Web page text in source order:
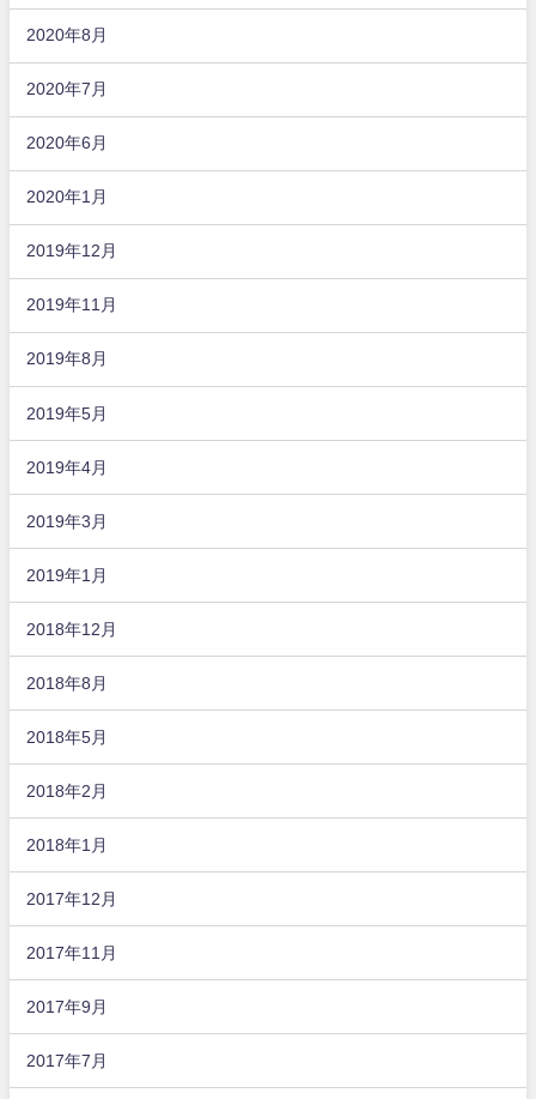
2020年8月
2020年7月
2020年6月
2020年1月
2019年12月
2019年11月
2019年8月
2019年5月
2019年4月
2019年3月
2019年1月
2018年12月
2018年8月
2018年5月
2018年2月
2018年1月
2017年12月
2017年11月
2017年9月
2017年7月